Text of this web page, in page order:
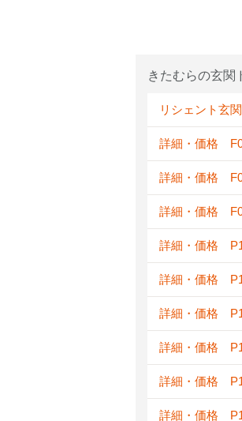
きたむらの玄関
リシェント玄
詳細・価格
詳細・価格
詳細・価格
詳細・価格
詳細・価格
詳細・価格
詳細・価格
詳細・価格
詳細・価格